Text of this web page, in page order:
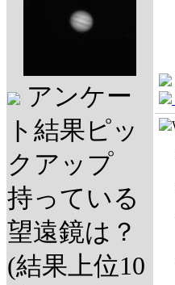
アンケー
ト結果ピッ
クアップ
持っている
望遠鏡は？
(結果上位10